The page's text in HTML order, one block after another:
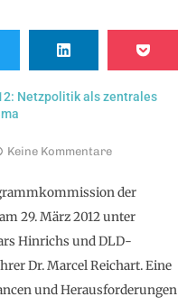
Netzpolitik als zentrales
Keine Kommentare
der
29. März 2012 unter
Hinrichs und DLD-
Dr. Marcel Reichart. Eine
und Herausforderungen